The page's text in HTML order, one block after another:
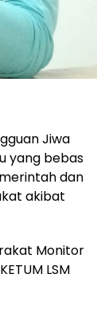
Jiwa
yang bebas
dan
akibat
Monitor
LSM